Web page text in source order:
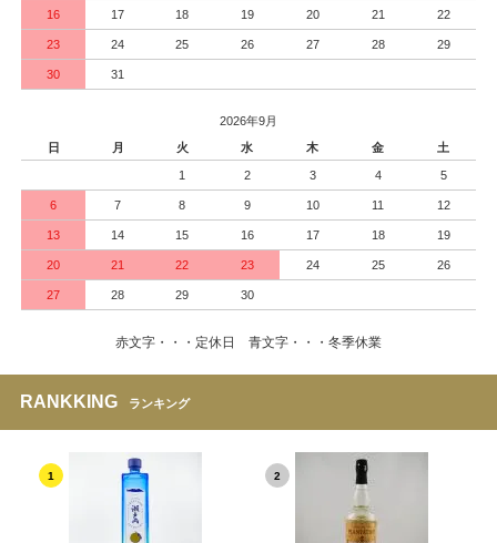
16 17 18 19 20 21 22
23 24 25 26 27 28 29
30 31
2026年9月
日
月 火 水 木 金 土
1 2 3 4 5
6 7 8 9 10 11 12
13 14 15 16 17 18 19
20 21 22 23 24 25 26
27 28 29 30
赤文字・・・定休日 青文字・・・冬季休業
RANKKING ランキング
1 2